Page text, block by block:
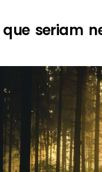
seriam